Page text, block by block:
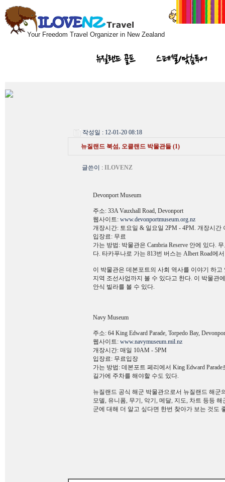
Your Freedom Travel Organizer in New Zealand
뉴질랜드 골프 스페셜/맞춤투어
작성일 : 12-01-20 08:18
뉴질랜드 북섬, 오클랜드 박물관들 (1)
글쓴이 : ILOVENZ
Devonport Museum
주소: 33A Vauxhall Road, Devonport
웹사이트: www.devonportmuseum.org.nz
개장시간: 토요일 & 일요일 2PM - 4PM. 개장시간
입장료: 무료
가는 방법: 박물관은 Cambria Reserve 안에 있다.
다. 타카푸나로 가는 813번 버스는 Albert Road에
이 박물관은 데본포트의 사회 역사를 이야기 하
지역 조선사업까지 볼 수 있다고 한다. 이 박물관
안식 빌라를 볼 수 있다.
Navy Museum
주소: 64 King Edward Parade, Torpedo Bay,
웹사이트: www.navymuseum.mil.nz
개장시간: 매일 10AM - 5PM
입장료: 무료입장
가는 방법: 데본포트 페리에서 King Edward
길가에 주차를 해야할 수도 있다.
뉴질랜드 공식 해군 박물관으로서 뉴질랜드 해
모델, 유니폼, 무기, 악기, 메달, 지도, 차트 등등
군에 대해 더 알고 싶다면 한번 찾아가 보는 것도